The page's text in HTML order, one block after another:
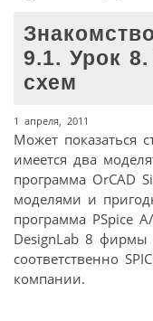
9.1. Урок
схем
1 апреля, 2011
Может показаться
имеется два
программа OrCAD
моделями и
программа PSpice
DesignLab 8 фирмы
соответственно
компании.